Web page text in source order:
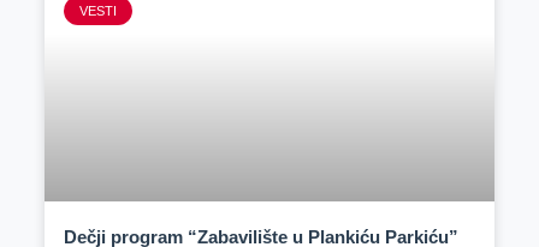
VESTI
Dečji program “Zabavilište u Plankiću Parkiću”